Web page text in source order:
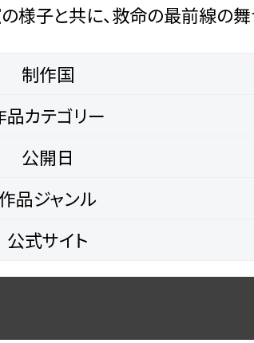
様子と共に、救命の最前線の
制作国
品カテゴリー
公開日
作品ジャンル
公式サイト